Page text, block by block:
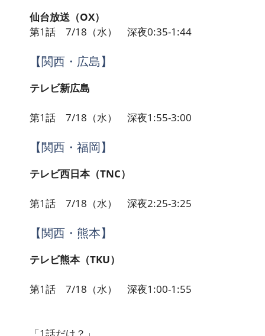
仙台放送（OX）
第1話 7/18（水） 深夜0:35-1:44
【関西・広島】
テレビ新広島
第1話 7/18（水） 深夜1:55-3:00
【関西・福岡】
テレビ西日本（TNC）
第1話 7/18（水） 深夜2:25-3:25
【関西・熊本】
テレビ熊本（TKU）
第1話 7/18（水） 深夜1:00-1:55